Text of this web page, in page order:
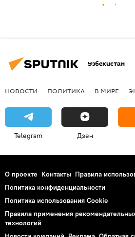
Узбекистан
НОВОСТИ ПОЛИТИКА В МИРЕ
Telegram Дзен
О проекте Контакты Правила
Политика конфиденциальности
Политика использования Cookie
Правила применения
технологий